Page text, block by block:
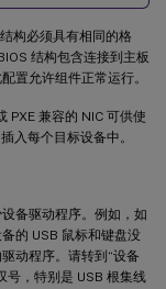
构必须具有相同的格
结构包含连接到主板
置允许组件正常运行。
兼容的 NIC 可供使
入每个目标设备中。
备驱动程序。例如，如
的 USB 鼠标和键盘没
动程序。请转到“设备
号，特别是 USB 根集线